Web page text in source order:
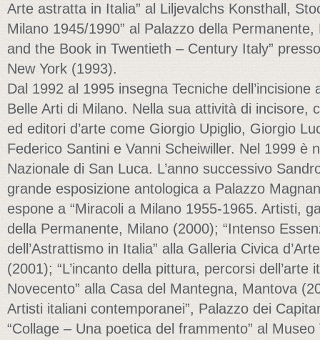
Arte astratta in Italia” al Liljevalchs Konsthall,
Milano 1945/1990” al Palazzo della
and the Book in Twentieth – Century Italy”
New York (1993).
Dal 1992 al 1995 insegna Tecniche dell’incisione
Belle Arti di Milano. Nella sua attività di incisore,
ed editori d’arte come Giorgio Upiglio, Giorgio
Federico Santini e Vanni Scheiwiller. Nel 1999 è
Nazionale di San Luca. L’anno successivo
grande esposizione antologica a Palazzo
espone a “Miracoli a Milano 1955-1965. Artisti,
della Permanente, Milano (2000); “Intenso
dell’Astrattismo in Italia” alla Galleria Civica
(2001); “L’incanto della pittura, percorsi dell’arte
Novecento” alla Casa del Mantegna, Mantova
Artisti italiani contemporanei”, Palazzo dei
“Collage – Una poetica del frammento” al